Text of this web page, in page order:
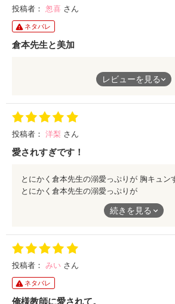
投稿者： 怱喜 さん
ネタバレ
倉本先生と美加
倉本先生の一途さがすごい可愛かったし、
とを好きでいてくれる人がいたらなぁと思
美加の心境の変化、大嫌いって言えなくな
かったし、鈍感さもまた aでよかったです！
を貰ってる緒方先生に嫉妬しますww←ぇ(´
レビューを見る
投稿者： 洋梨 さん
愛されすぎです！
とにかく倉本先生の溺愛っぷりが
続きを見る
投稿者： みい さん
ネタバレ
俺様教師に愛されて。